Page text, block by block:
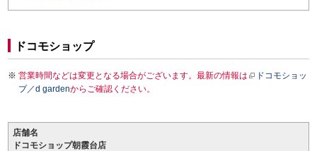
ドコモショップ
営業時間などは変更となる場合がございます。最新の情報は
ドコモショッ
プ／d gardenからご確認ください。
店舗名
ドコモショップ朝霞台店